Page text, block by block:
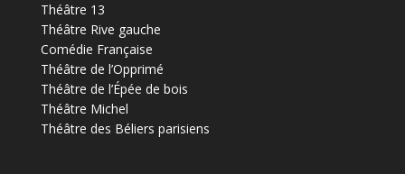
Théâtre 13
Théâtre Rive gauche
Comédie Française
Théâtre de l’Opprimé
Théâtre de l’Épée de bois
Théâtre Michel
Théâtre des Béliers parisiens